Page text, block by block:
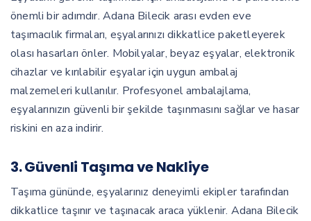
önemli bir adımdır. Adana Bilecik arası evden eve
taşımacılık firmaları, eşyalarınızı dikkatlice paketleyerek
olası hasarları önler. Mobilyalar, beyaz eşyalar, elektronik
cihazlar ve kırılabilir eşyalar için uygun ambalaj
malzemeleri kullanılır. Profesyonel ambalajlama,
eşyalarınızın güvenli bir şekilde taşınmasını sağlar ve hasar
riskini en aza indirir.
3.Güvenli Taşıma ve Nakliye
Taşıma gününde, eşyalarınız deneyimli ekipler tarafından
dikkatlice taşınır ve taşınacak araca yüklenir. Adana Bilecik